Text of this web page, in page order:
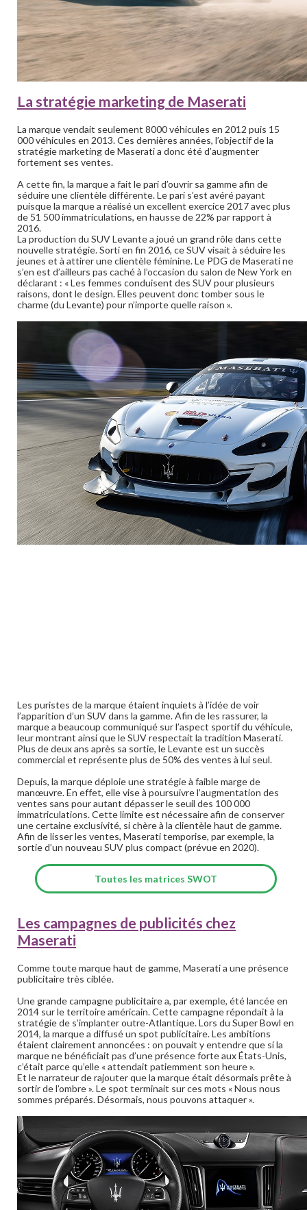
La stratégie marketing de Maserati
La marque vendait seulement 8000 véhicules en 2012 puis 15
000 véhicules en 2013. Ces dernières années, l’objectif de la
stratégie marketing de Maserati a donc été d’augmenter
fortement ses ventes.
A cette fin, la marque a fait le pari d’ouvrir sa gamme afin de
séduire une clientèle différente. Le pari s’est avéré payant
puisque la marque a réalisé un excellent exercice 2017 avec plus
de 51 500 immatriculations, en hausse de 22% par rapport à
2016.
La production du SUV Levante a joué un grand rôle dans cette
nouvelle stratégie. Sorti en fin 2016, ce SUV visait à séduire les
jeunes et à attirer une clientèle féminine. Le PDG de Maserati ne
s’en est d’ailleurs pas caché à l’occasion du salon de New York en
déclarant : « Les femmes conduisent des SUV pour plusieurs
raisons, dont le design. Elles peuvent donc tomber sous le
charme (du Levante) pour n’importe quelle raison ».
Les puristes de la marque étaient inquiets à l’idée de voir
l’apparition d’un SUV dans la gamme. Afin de les rassurer, la
marque a beaucoup communiqué sur l’aspect sportif du véhicule,
leur montrant ainsi que le SUV respectait la tradition Maserati.
Plus de deux ans après sa sortie, le Levante est un succès
commercial et représente plus de 50% des ventes à lui seul.
Depuis, la marque déploie une stratégie à faible marge de
manœuvre. En effet, elle vise à poursuivre l’augmentation des
ventes sans pour autant dépasser le seuil des 100 000
immatriculations. Cette limite est nécessaire afin de conserver
une certaine exclusivité, si chère à la clientèle haut de gamme.
Afin de lisser les ventes, Maserati temporise, par exemple, la
sortie d’un nouveau SUV plus compact (prévue en 2020).
Toutes les matrices SWOT
Les campagnes de publicités chez
Maserati
Comme toute marque haut de gamme, Maserati a une présence
publicitaire très ciblée.
Une grande campagne publicitaire a, par exemple, été lancée en
2014 sur le territoire américain. Cette campagne répondait à la
stratégie de s’implanter outre-Atlantique. Lors du Super Bowl en
2014, la marque a diffusé un spot publicitaire. Les ambitions
étaient clairement annoncées : on pouvait y entendre que si la
marque ne bénéficiait pas d’une présence forte aux États-Unis,
c’était parce qu’elle « attendait patiemment son heure ».
Et le narrateur de rajouter que la marque était désormais prête à
sortir de l’ombre ». Le spot terminait sur ces mots « Nous nous
sommes préparés. Désormais, nous pouvons attaquer ».